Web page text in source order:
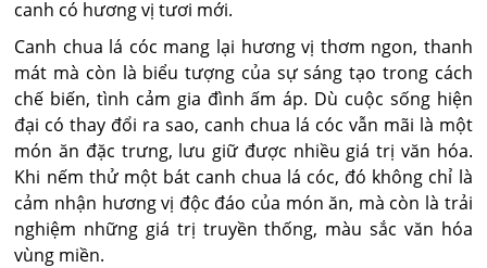
canh có hương vị tươi mới.
Canh chua lá cóc mang lại hương vị thơm ngon, thanh
mát mà còn là biểu tượng của sự sáng tạo trong cách
chế biến, tình cảm gia đình ấm áp. Dù cuộc sống hiện
đại có thay đổi ra sao, canh chua lá cóc vẫn mãi là một
món ăn đặc trưng, lưu giữ được nhiều giá trị văn hóa.
Khi nếm thử một bát canh chua lá cóc, đó không chỉ là
cảm nhận hương vị độc đáo của món ăn, mà còn là trải
nghiệm những giá trị truyền thống, màu sắc văn hóa
vùng miền.